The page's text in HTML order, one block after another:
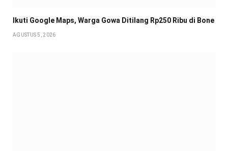
Ikuti Google Maps, Warga Gowa Ditilang Rp250 Ribu di Bone
AGUSTUS 5, 2026